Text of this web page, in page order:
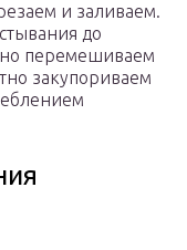
и заливаем.
до
перемешиваем
закупориваем